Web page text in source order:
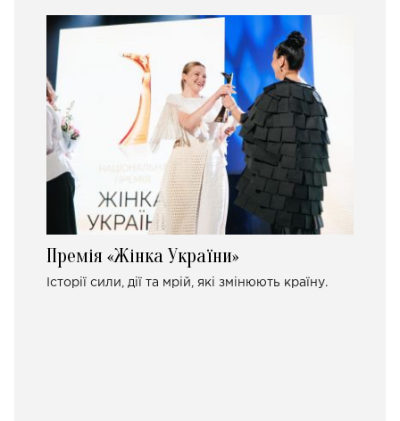
Премія «Жінка України»
Історії сили, дії та мрій, які змінюють країну.